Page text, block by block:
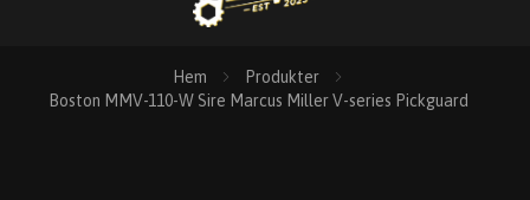
Hem
Produkter
Boston MMV-110-W Sire Marcus Miller V-series Pickguard